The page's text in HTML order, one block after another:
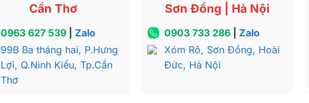
Cần Thơ
0963 627 539 |Zalo
99B Ba tháng hai, P.Hưng
Lợi, Q.Ninh Kiều, Tp.Cần
Thơ
Sơn Đồng | Hà Nội
0903 733 286 |Zalo
Xóm Rô, Sơn Đồng, Hoài
Đức, Hà Nội